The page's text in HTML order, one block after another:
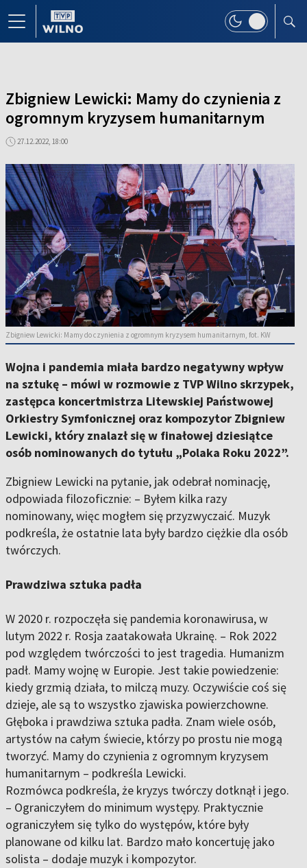
Zbigniew Lewicki: Mamy do czynienia z
ogromnym kryzysem humanitarnym
27.12.2022, 18:00
Zbigniew Lewicki: Mamy do czynienia z ogromnym kryzysem humanitarnym, fot. KW
Wojna i pandemia miała bardzo negatywny wpływ
na sztukę – mówi w rozmowie z TVP Wilno skrzypek,
zastępca koncertmistrza Litewskiej Państwowej
Orkiestry Symfonicznej oraz kompozytor Zbigniew
Lewicki, który znalazł się w finałowej dziesiątce
osób nominowanych do tytułu „Polaka Roku 2022”.
Zbigniew Lewicki na pytanie, jak odebrał nominację,
odpowiada filozoficznie: – Byłem kilka razy
nominowany, więc mogłem się przyzwyczaić. Muzyk
podkreśla, że ostatnie lata były bardzo ciężkie dla osób
twórczych.
Prawdziwa sztuka padła
W 2020 r. rozpoczęła się pandemia koronawirusa, w
lutym 2022 r. Rosja zaatakowała Ukrainę. – Rok 2022
pod względem twórczości to jest tragedia. Humanizm
padł. Mamy wojnę w Europie. Jest takie powiedzenie:
kiedy grzmią działa, to milczą muzy. Oczywiście coś się
dzieje, ale są to wszystko zjawiska powierzchowne.
Głęboka i prawdziwa sztuka padła. Znam wiele osób,
artystów na całym świecie, którzy po prostu nie mogą
tworzyć. Mamy do czynienia z ogromnym kryzysem
humanitarnym – podkreśla Lewicki.
Rozmówca podkreśla, że kryzys twórczy dotknął i jego.
– Ograniczyłem do minimum występy. Praktycznie
ograniczyłem się tylko do występów, które były
planowane od kilku lat. Bardzo mało koncertuję jako
solista – dodaje muzyk i kompozytor.